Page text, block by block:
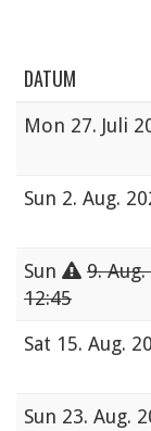
DATUM
Mon 27. Juli
Sun 2. Aug.
Sun
9.
12:45
Sat 15. Aug.
Sun 23. Aug.